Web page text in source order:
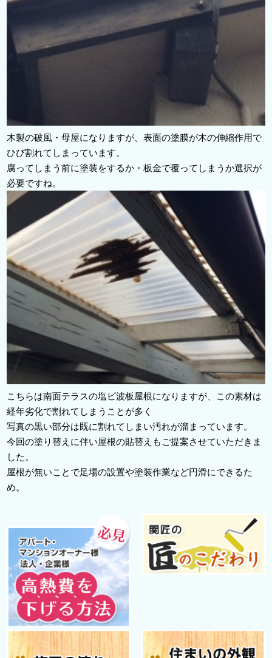
木製の破風・母屋になりますが、表面の塗膜が木の伸縮作用で
ひび割れてしまっています。
腐ってしまう前に塗装をするか・板金で覆ってしまうか選択が
必要ですね。
こちらは南面テラスの塩ビ波板屋根になりますが、この素材は
経年劣化で割れてしまうことが多く
写真の黒い部分は既に割れてしまい汚れが溜まっています。
今回の塗り替えに伴い屋根の貼替えもご提案させていただきま
した。
屋根が無いことで足場の設置や塗装作業など円滑にできるた
め。